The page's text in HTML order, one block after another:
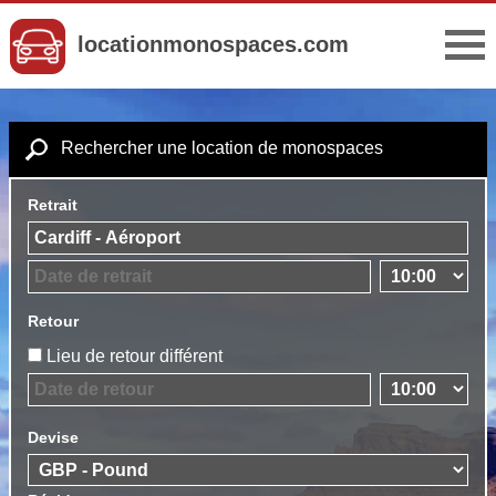
locationmonospaces.com
Rechercher une location de monospaces
Retrait
Retour
Lieu de retour différent
Devise